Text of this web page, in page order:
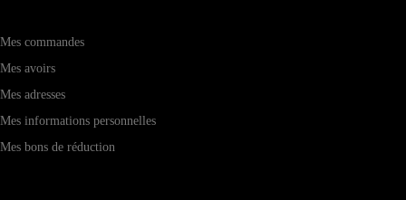
Mes commandes
Mes avoirs
Mes adresses
Mes informations personnelles
Mes bons de réduction